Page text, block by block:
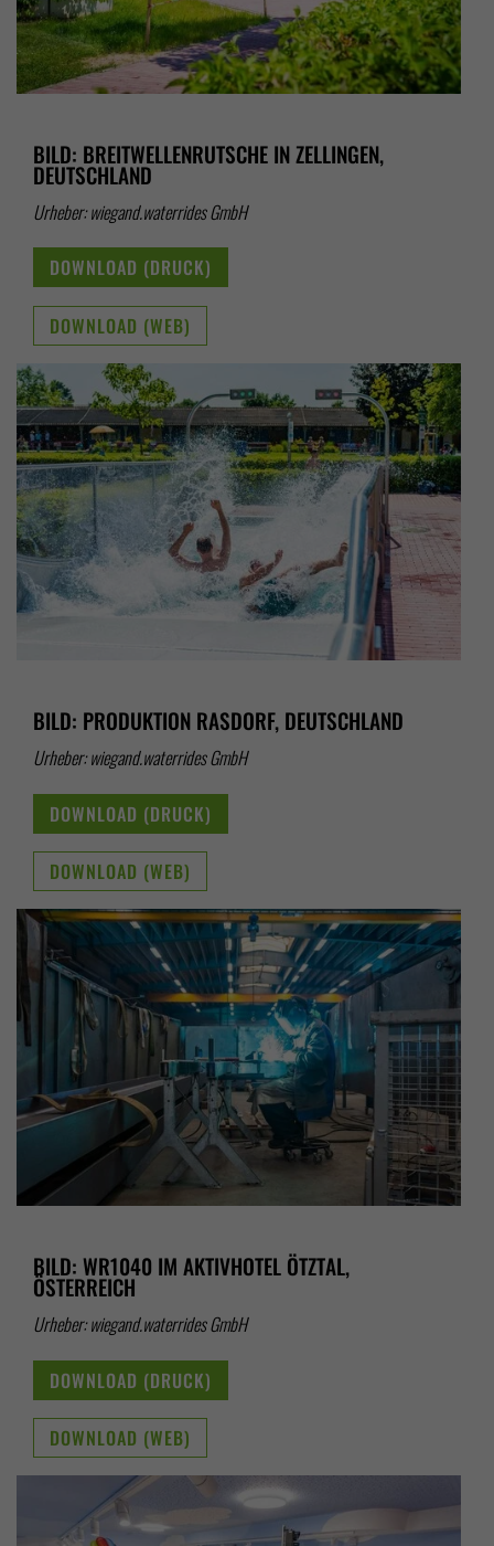
BILD: BREITWELLENRUTSCHE IN ZELLINGEN,
DEUTSCHLAND
Urheber: wiegand.waterrides GmbH
DOWNLOAD (DRUCK)
DOWNLOAD (WEB)
BILD: PRODUKTION RASDORF, DEUTSCHLAND
Urheber: wiegand.waterrides GmbH
DOWNLOAD (DRUCK)
DOWNLOAD (WEB)
BILD: WR1040 IM AKTIVHOTEL ÖTZTAL,
ÖSTERREICH
Urheber: wiegand.waterrides GmbH
DOWNLOAD (DRUCK)
DOWNLOAD (WEB)